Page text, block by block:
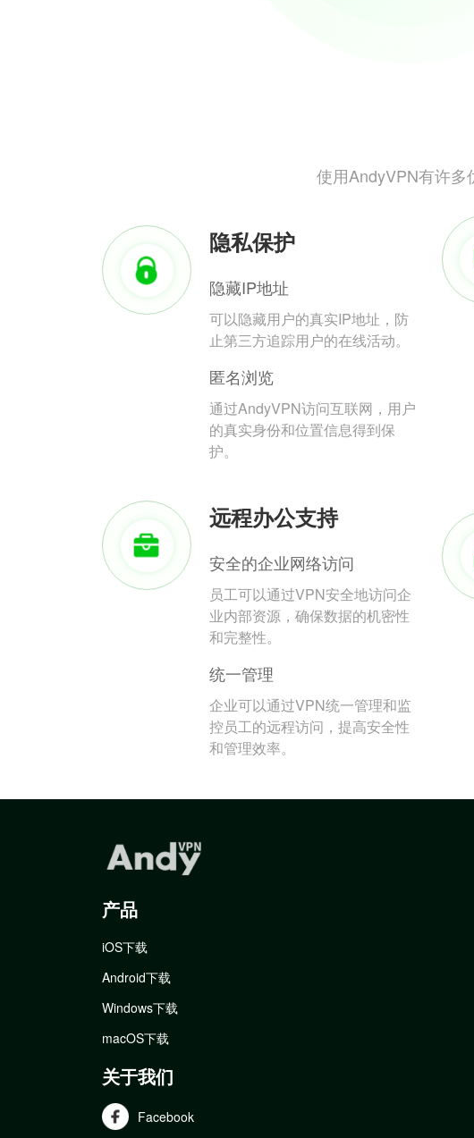
使用AndyVPN有许
隐私保护
隐藏IP地址
可以隐藏用户的真实IP地址，防
止第三方追踪用户的在线活动。
匿名浏览
通过AndyVPN访问互联网，用户
的真实身份和位置信息得到保
护。
远程办公支持
安全的企业网络访问
员工可以通过VPN安全地访问企
业内部资源，确保数据的机密性
和完整性。
统一管理
企业可以通过VPN统一管理和监
控员工的远程访问，提高安全性
和管理效率。
产品
iOS下载
Android下载
Windows下载
macOS下载
关于我们
Facebook